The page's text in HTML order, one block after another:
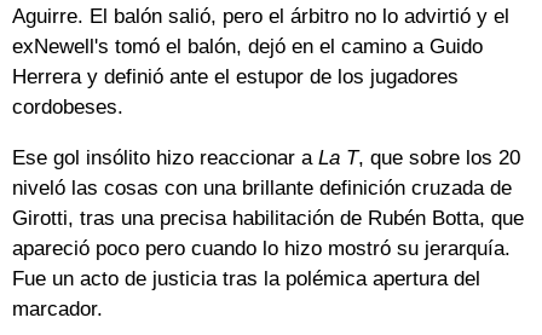
Aguirre. El balón salió, pero el árbitro no lo advirtió y el
exNewell's tomó el balón, dejó en el camino a Guido
Herrera y definió ante el estupor de los jugadores
cordobeses.
Ese gol insólito hizo reaccionar a La T, que sobre los 20
niveló las cosas con una brillante definición cruzada de
Girotti, tras una precisa habilitación de Rubén Botta, que
apareció poco pero cuando lo hizo mostró su jerarquía.
Fue un acto de justicia tras la polémica apertura del
marcador.